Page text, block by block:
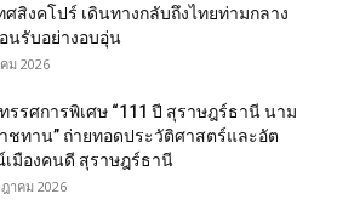
ศสิงคโปร์ เดินทางกลับถึงไทยท่ามกลาง
นรับอย่างอบอุ่น
ม 2026
รรศการพิเศษ “111 ปี สุราษฎร์ธานี นาม
ชทาน” ถ่ายทอดประวัติศาสตร์และอัต
มืองคนดี สุราษฎร์ธานี
าคม 2026